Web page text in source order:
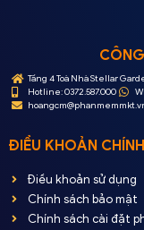
Tầng 4 Toà Nhà Stellar
Hotline: 0372.587.000
ĐIỀU KHOẢN
Điều khoản sử dụng
Chính sách bảo mật
Chính sách cài đặt